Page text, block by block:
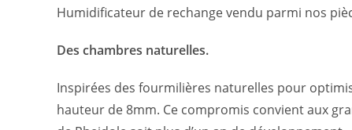
Humidificateur de rechange vendu parmi nos
Des chambres naturelles.
Inspirées des fourmilières naturelles pour
hauteur de 8mm. Ce compromis convient aux